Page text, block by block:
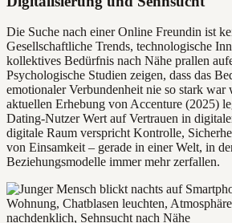
Die Suche nach einer Online Freundin ist
Gesellschaftliche Trends, technologische
kollektives Bedürfnis nach Nähe prallen
Psychologische Studien zeigen, dass das
emotionaler Verbundenheit nie so stark war
aktuellen Erhebung von Accenture (2025)
Dating-Nutzer Wert auf Vertrauen in
digitale Raum verspricht Kontrolle,
von Einsamkeit – gerade in einer Welt, in
Beziehungsmodelle immer mehr zerfallen.